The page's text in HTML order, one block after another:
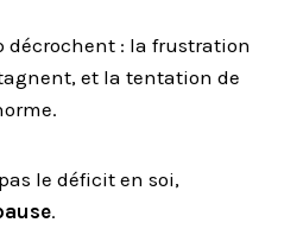
décrochent : la frustration
et la tentation de
le déficit en soi,
.